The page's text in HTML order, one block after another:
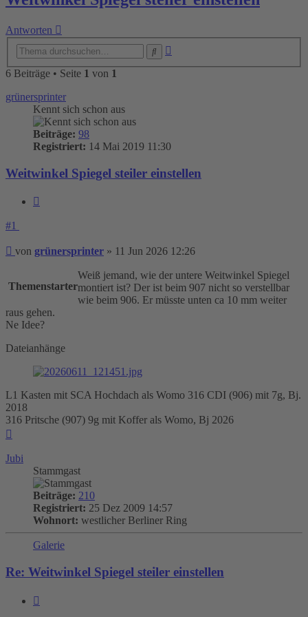
Antworten
6 Beiträge • Seite 1 von 1
grünersprinter
Kennt sich schon aus
Beiträge: 98
Registriert: 14 Mai 2019 11:30
Weitwinkel Spiegel steiler einstellen
#1
Beitrag
von grünersprinter » 11 Jun 2026 12:26
Themenstarter
Weiß jemand, wie der untere Weitwinkel Spiegel
montiert ist? Der ist beim 907 nicht so verstellbar
wie beim 906. Er müsste unten ca 10 mm weiter
raus gehen.
Ne Idee?
Dateianhänge
L1 Kasten mit SCA Hochdach als Womo 316 CDI (906) mit 7g, Bj.
2018
316 Pritsche (907) 9g mit Koffer als Womo, Bj 2026
Jubi
Stammgast
Beiträge: 210
Registriert: 25 Dez 2009 14:57
Wohnort: westlicher Berliner Ring
Galerie
Re: Weitwinkel Spiegel steiler einstellen